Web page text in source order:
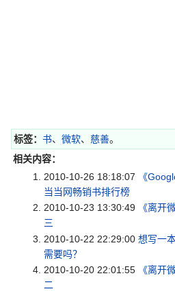
标签： 书、 微软、 慈善。
相关内容：
2010-10-26 18:18:07
《
当当网畅销书排行榜
2010-10-23 13:30:49
《离开
三
2010-10-22 22:29:00 想写一
需要吗？
2010-10-20 22:01:55
《离开
二